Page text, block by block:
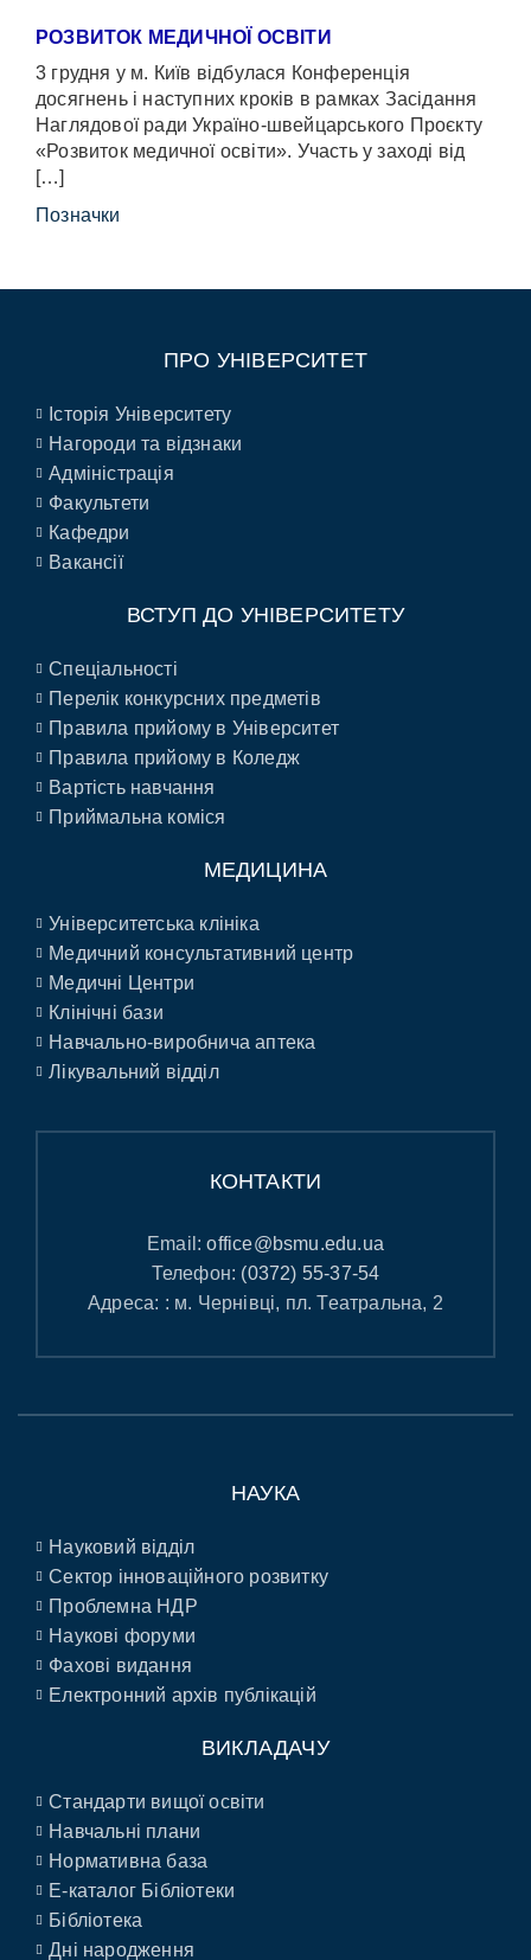
РОЗВИТОК МЕДИЧНОЇ ОСВІТИ
3 грудня у м. Київ відбулася Конференція
досягнень і наступних кроків в рамках Засідання
Наглядової ради Україно-швейцарського Проєкту
«Розвиток медичної освіти». Участь у заході від
[…]
Позначки
ПРО УНІВЕРСИТЕТ
Історія Університету
Нагороди та відзнаки
Адміністрація
Факультети
Кафедри
Вакансії
ВСТУП ДО УНІВЕРСИТЕТУ
Спеціальності
Перелік конкурсних предметів
Правила прийому в Університет
Правила прийому в Коледж
Вартість навчання
Приймальна коміся
МЕДИЦИНА
Університетська клініка
Медичний консультативний центр
Медичні Центри
Клінічні бази
Навчально-виробнича аптека
Лікувальний відділ
КОНТАКТИ
Email:office@bsmu.edu.ua
Телефон: (0372) 55-37-54
Адреса: : м. Чернівці, пл. Театральна, 2
НАУКА
Науковий відділ
Сектор інноваційного розвитку
Проблемна НДР
Наукові форуми
Фахові видання
Електронний архів публікацій
ВИКЛАДАЧУ
Стандарти вищої освіти
Навчальні плани
Нормативна база
E-каталог Бібліотеки
Бібліотека
Дні народження